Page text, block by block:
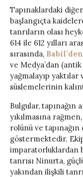
Tapınaklardaki
başlangıçta
tanrıların olası
614 ile 612 yılları
sırasında,
ve Medya’dan
yağmalayıp
süslemelerinin
Bulgular, tapınağın
yıkılmasına
rolünü ve
göstermektedir.
imparatorluklardan
tanrısı Ninurta,
yakından ilişkili